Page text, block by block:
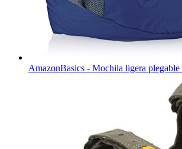
AmazonBasics - Mochila ligera plegable